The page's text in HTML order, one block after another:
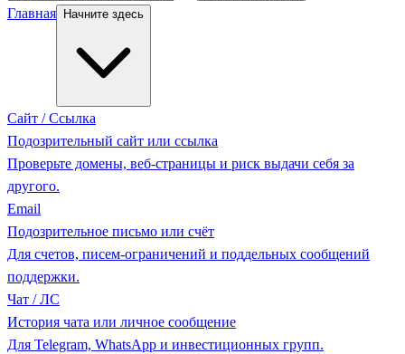
Главная Начните здесь
Сайт / Ссылка
Подозрительный сайт или ссылка
Проверьте домены, веб-страницы и риск выдачи себя за
другого.
Email
Подозрительное письмо или счёт
Для счетов, писем-ограничений и поддельных сообщений
поддержки.
Чат / ЛС
История чата или личное сообщение
Для Telegram, WhatsApp и инвестиционных групп.